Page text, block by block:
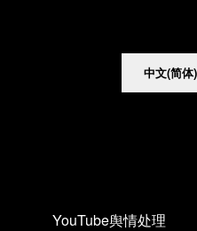
YouTube舆情处理